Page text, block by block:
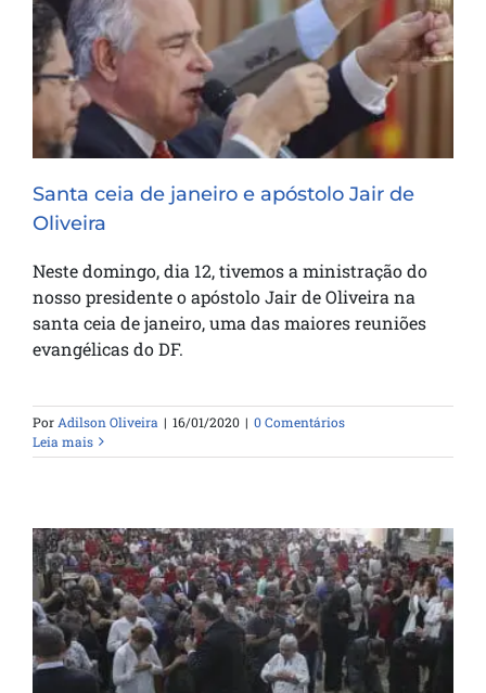
Santa ceia de janeiro e apóstolo Jair de
Oliveira
Santa ceia de janeiro e apóstolo Jair de
Oliveira
Neste domingo, dia 12, tivemos a ministração do
nosso presidente o apóstolo Jair de Oliveira na
santa ceia de janeiro, uma das maiores reuniões
evangélicas do DF.
Por Adilson Oliveira | 16/01/2020 | 0 Comentários
Leia mais
A grande Santa Ceia do Dia dos Pais